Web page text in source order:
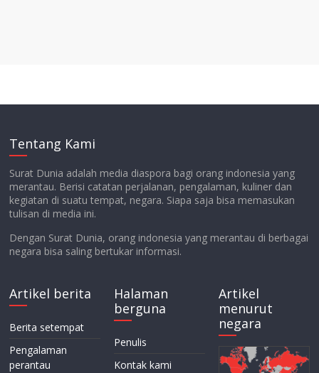
Tentang Kami
Surat Dunia adalah media diaspora bagi orang indonesia yang
merantau. Berisi catatan perjalanan, pengalaman, kuliner dan
kegiatan di suatu tempat, negara. Siapa saja bisa memasukan
tulisan di media ini.
Dengan Surat Dunia, orang indonesia yang merantau di berbagai
negara bisa saling bertukar informasi.
Artikel berita
Berita setempat
Pengalaman
perantau
Halaman
berguna
Penulis
Kontak kami
Artikel
menurut
negara